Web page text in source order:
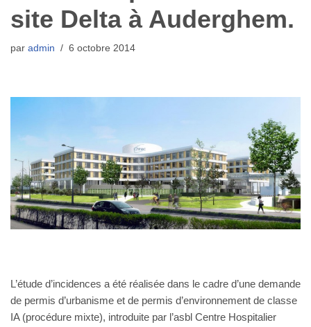
site Delta à Auderghem.
par admin 6 octobre 2014
L’étude d’incidences a été réalisée dans le cadre d’une demande
de permis d’urbanisme et de permis d’environnement de classe
IA (procédure mixte), introduite par l’asbl Centre Hospitalier